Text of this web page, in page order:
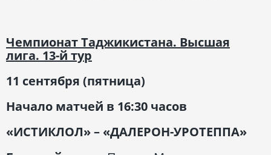
Чемпионат Таджикистана. Высшая
лига. 13-й тур
11 сентября (пятница)
Начало матчей в 16:30 часов
«ИСТИКЛОЛ» – «ДАЛЕРОН-УРОТЕППА»